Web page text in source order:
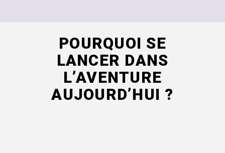
POURQUOI SE
LANCER DANS
L’AVENTURE
AUJOURD’HUI ?